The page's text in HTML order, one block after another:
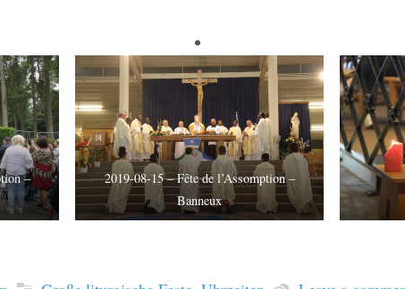
–
2019-08-15 – Fête de l’Assomption –
Banneux